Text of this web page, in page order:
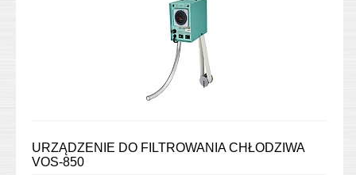
URZĄDZENIE DO FILTROWANIA CHŁODZIWA
VOS-850